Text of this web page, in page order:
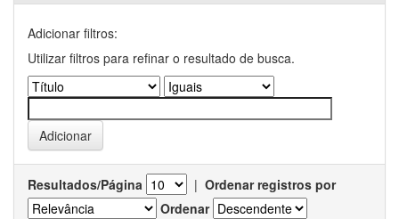
Adicionar filtros:
Utilizar filtros para refinar o resultado de busca.
Resultados/Página | Ordenar registros por
Ordenar